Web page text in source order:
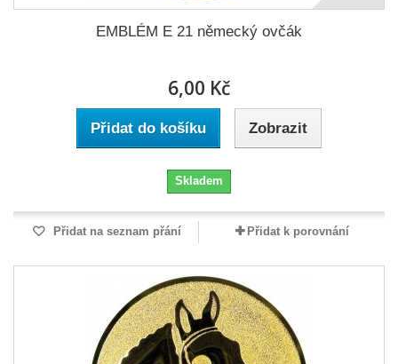
EMBLÉM E 21 německý ovčák
6,00 Kč
Přidat do košíku Zobrazit
Skladem
Přidat na seznam přání Přidat k porovnání